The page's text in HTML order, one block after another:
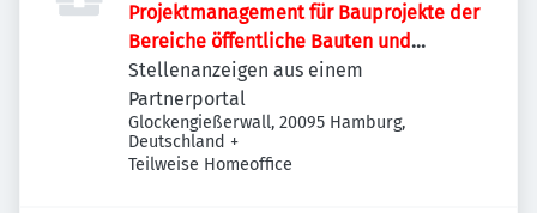
Projektmanagement für Bauprojekte der
Bereiche öffentliche Bauten und
Industriebauten / Infrastruktur
Stellenanzeigen aus einem
Partnerportal
Glockengießerwall, 20095 Hamburg,
Deutschland +
Teilweise Homeoffice